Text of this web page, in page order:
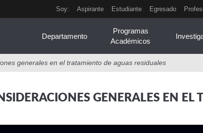
Soy: Aspirante Estudiante Egresado
Departamento
Programas
Académicos
generales en el tratamiento de aguas residuales
GENERALES EN EL